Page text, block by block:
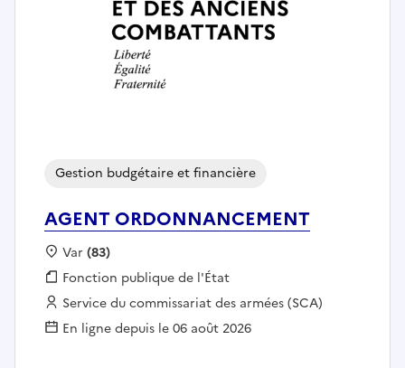
AGENT ORDONNANCEMENT
Gestion budgétaire et financière
Localisation :
Var (83)
Fonction publique :
Fonction publique de l'État
Employeur :
Service du commissariat des armées (SCA)
En ligne depuis le 06 août 2026